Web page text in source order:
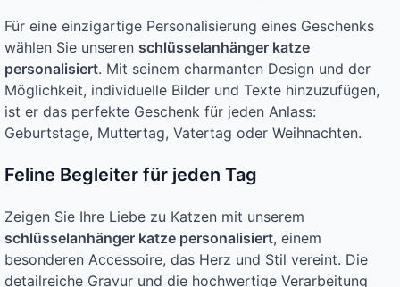
Für eine einzigartige Personalisierung eines Geschenks
wählen Sie unseren schlüsselanhänger katze
personalisiert. Mit seinem charmanten Design und der
Möglichkeit, individuelle Bilder und Texte hinzuzufügen,
ist er das perfekte Geschenk für jeden Anlass:
Geburtstage, Muttertag, Vatertag oder Weihnachten.
Feline Begleiter für jeden Tag
Zeigen Sie Ihre Liebe zu Katzen mit unserem
schlüsselanhänger katze personalisiert, einem
besonderen Accessoire, das Herz und Stil vereint. Die
detailreiche Gravur und die hochwertige Verarbeitung